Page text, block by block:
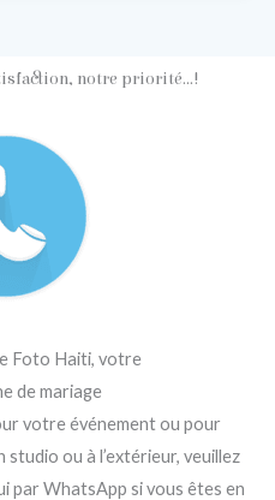
notre priorité...!
votre événement ou pour
ou à l’extérieur, veuillez
par WhatsApp si vous êtes en